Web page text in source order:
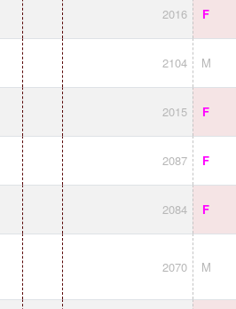
2016 F
2104 M
2015 F
2087 F
2084 F
2070 M